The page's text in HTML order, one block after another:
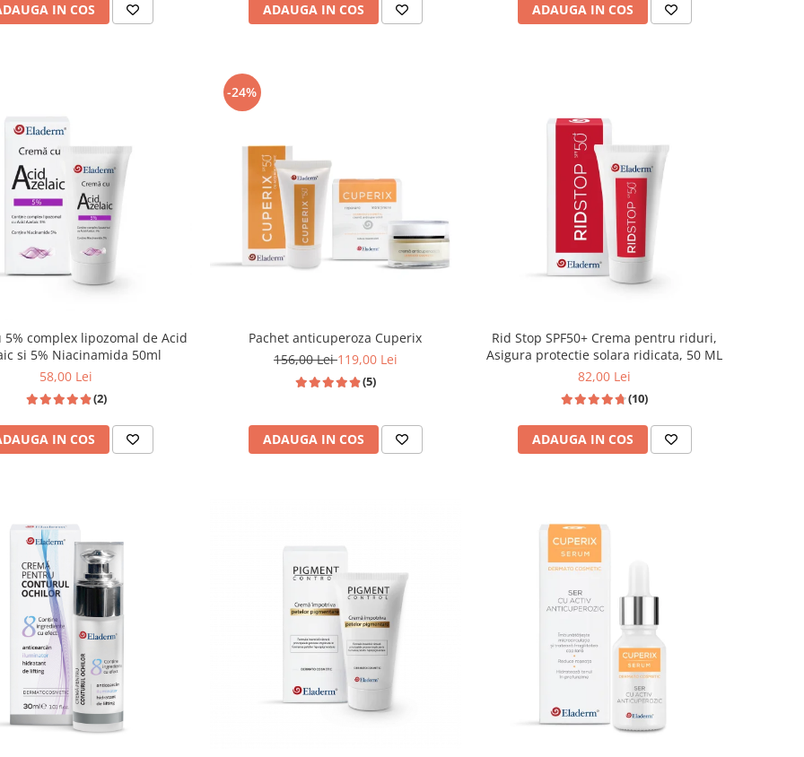
IN COS ADAUGA IN COS ADAUGA IN COS
5% complex lipozomal de Acid
si 5% Niacinamida 50ml
58,00 Lei
(2)
IN COS
-24%
Pachet anticuperoza Cuperix
156,00 Lei119,00 Lei
(5)
ADAUGA IN COS
Rid Stop SPF50+ Crema pentru riduri,
Asigura protectie solara ridicata, 50 ML
82,00 Lei
(10)
ADAUGA IN COS